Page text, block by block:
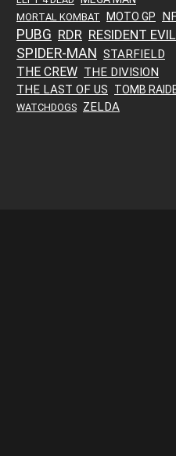
MORTAL KOMBAT MOTO GP
PUBG RDR RESIDENT EVIL
SPIDER-MAN STARFIELD
THE CREW THE DIVISION
THE LAST OF US
TOMB
WATCHDOGS ZELDA